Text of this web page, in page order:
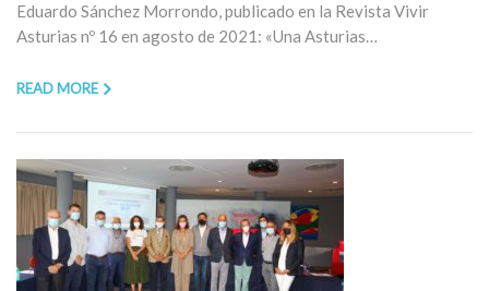
Eduardo Sánchez Morrondo, publicado en la Revista Vivir
Asturias nº 16 en agosto de 2021: «Una Asturias…
READ MORE